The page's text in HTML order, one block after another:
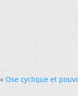
« Ose cyclique et